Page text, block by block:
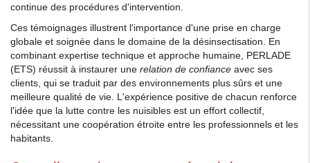
continue des procédures d'intervention.
Ces témoignages illustrent l'importance d'une prise en charge
globale et soignée dans le domaine de la désinsectisation. En
combinant expertise technique et approche humaine, PERLADE
(ETS) réussit à instaurer une relation de confiance avec ses
clients, qui se traduit par des environnements plus sûrs et une
meilleure qualité de vie. L'expérience positive de chacun renforce
l'idée que la lutte contre les nuisibles est un effort collectif,
nécessitant une coopération étroite entre les professionnels et les
habitants.